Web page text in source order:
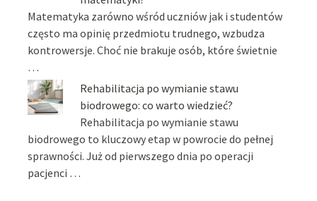
Matematyka zarówno wśród uczniów jak i studentów
często ma opinię przedmiotu trudnego, wzbudza
kontrowersje. Choć nie brakuje osób, które świetnie
…
Rehabilitacja po wymianie stawu
biodrowego: co warto wiedzieć?
Rehabilitacja po wymianie stawu
biodrowego to kluczowy etap w powrocie do pełnej
sprawności. Już od pierwszego dnia po operacji
pacjenci …